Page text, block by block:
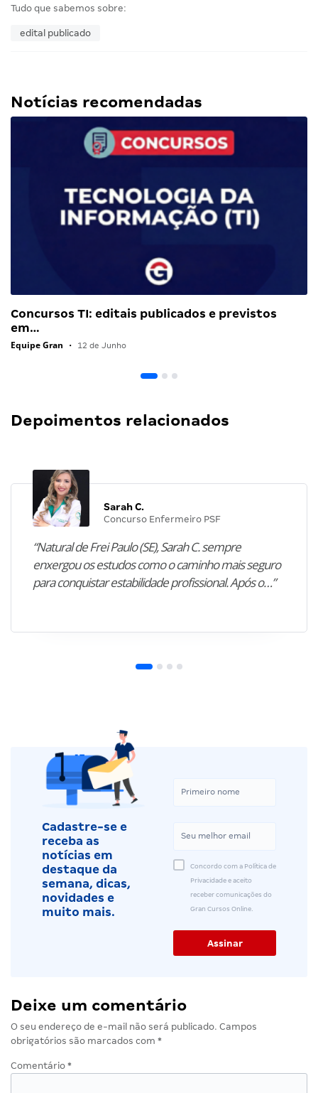
Tudo que sabemos sobre:
edital publicado
Notícias recomendadas
Concursos TI: editais publicados e previstos
em…
Equipe Gran • 12 de Junho
Depoimentos relacionados
Sarah C.
Concurso Enfermeiro PSF
“Natural de Frei Paulo (SE), Sarah C. sempre
enxergou os estudos como o caminho mais seguro
para conquistar estabilidade profissional. Após o…”
Cadastre-se e
receba as
notícias em
destaque da
semana, dicas,
novidades e
muito mais.
Concordo com a Política de
Privacidade e aceito
receber comunicações do
Gran Cursos Online.
Deixe um comentário
O seu endereço de e-mail não será publicado. Campos
obrigatórios são marcados com *
Comentário *